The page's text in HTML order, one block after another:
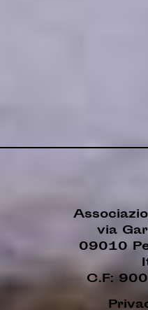
via
09010
C.F: